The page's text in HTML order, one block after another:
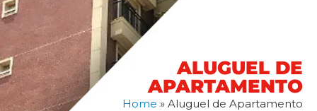
ALUGUEL DE
APARTAMENTO
Home » Aluguel de Apartamento